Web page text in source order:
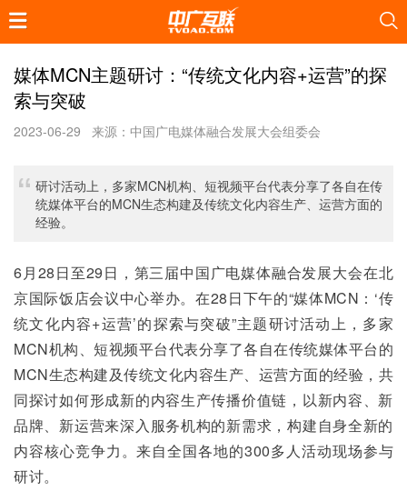
媒体MCN主题研讨：“传统文化内容+运营”的探
索与突破
2023-06-29 来源：中国广电媒体融合发展大会组委会
研讨活动上，多家MCN机构、短视频平台代表分享了各自在传
统媒体平台的MCN生态构建及传统文化内容生产、运营方面的
经验。
6月28日至29日，第三届中国广电媒体融合发展大会在北
京国际饭店会议中心举办。在28日下午的“媒体MCN：‘传
统文化内容+运营’的探索与突破”主题研讨活动上，多家
MCN机构、短视频平台代表分享了各自在传统媒体平台的
MCN生态构建及传统文化内容生产、运营方面的经验，共
同探讨如何形成新的内容生产传播价值链，以新内容、新
品牌、新运营来深入服务机构的新需求，构建自身全新的
内容核心竞争力。来自全国各地的300多人活动现场参与
研讨。